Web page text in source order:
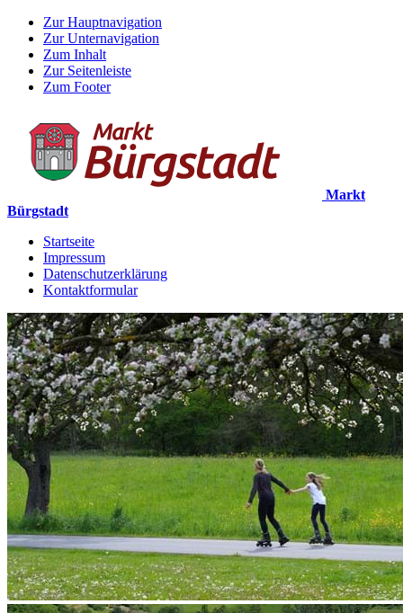
Zur Hauptnavigation
Zur Unternavigation
Zum Inhalt
Zur Seitenleiste
Zum Footer
Markt
Bürgstadt
Startseite
Impressum
Datenschutzerklärung
Kontaktformular